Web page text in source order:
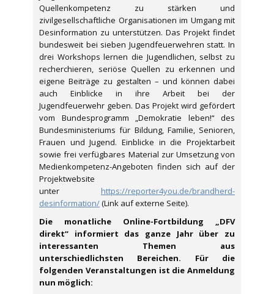
Quellenkompetenz zu stärken und
zivilgesellschaftliche Organisationen im Umgang mit
Desinformation zu unterstützen. Das Projekt findet
bundesweit bei sieben Jugendfeuerwehren statt. In
drei Workshops lernen die Jugendlichen, selbst zu
recherchieren, seriöse Quellen zu erkennen und
eigene Beiträge zu gestalten – und können dabei
auch Einblicke in ihre Arbeit bei der
Jugendfeuerwehr geben. Das Projekt wird gefördert
vom Bundesprogramm „Demokratie leben!“ des
Bundesministeriums für Bildung, Familie, Senioren,
Frauen und Jugend. Einblicke in die Projektarbeit
sowie frei verfügbares Material zur Umsetzung von
Medienkompetenz-Angeboten finden sich auf der
Projektwebsite
unter https://reporter4you.de/brandherd-
desinformation/(Link auf externe Seite).
Die monatliche Online-Fortbildung „DFV
direkt“ informiert das ganze Jahr über zu
interessanten Themen aus
unterschiedlichsten Bereichen. Für die
folgenden Veranstaltungen ist die Anmeldung
nun möglich: